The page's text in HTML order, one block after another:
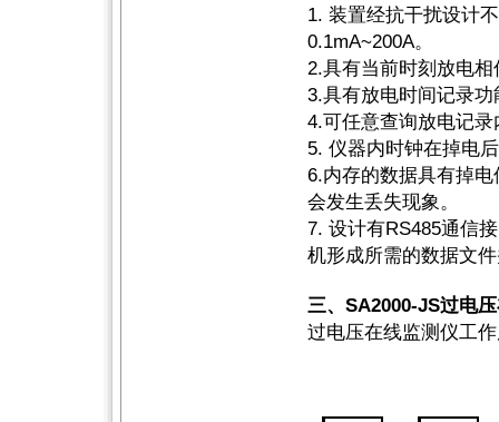
1. 装置经抗干扰设计
0.1mA~200A。
2.具有当前时刻放电
3.具有放电时间记录
4.可任意查询放电记录
5. 仪器内时钟在掉电
6.内存的数据具有掉
会发生丢失现象。
7. 设计有RS485通信
机形成所需的数据文
三、SA2000-JS过电
过电压在线监测仪工